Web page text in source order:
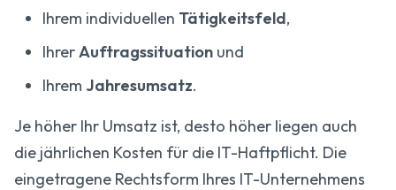
Ihrem individuellen Tätigkeitsfeld,
IhrerAuftragssituation und
Ihrem Jahresumsatz.
Je höher Ihr Umsatz ist, desto höher liegen auch
die jährlichen Kosten für die IT-Haftpflicht. Die
eingetragene Rechtsform Ihres IT-Unternehmens